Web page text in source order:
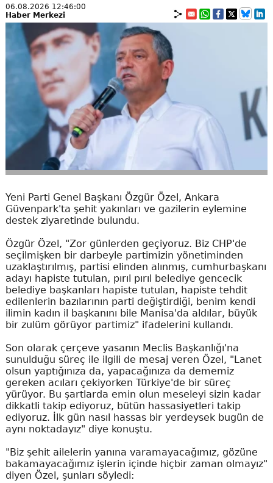
06.08.2026 12:46:00
Haber Merkezi
Yeni Parti Genel Başkanı Özgür Özel, Ankara
Güvenpark'ta şehit yakınları ve gazilerin eylemine
destek ziyaretinde bulundu.
Özgür Özel, "Zor günlerden geçiyoruz. Biz CHP'de
seçilmişken bir darbeyle partimizin yönetiminden
uzaklaştırılmış, partisi elinden alınmış, cumhurbaşkanı
adayı hapiste tutulan, pırıl pırıl belediye gencecik
belediye başkanları hapiste tutulan, hapiste tehdit
edilenlerin bazılarının parti değiştirdiği, benim kendi
ilimin kadın il başkanını bile Manisa'da aldılar, büyük
bir zulüm görüyor partimiz" ifadelerini kullandı.
Son olarak çerçeve yasanın Meclis Başkanlığı'na
sunulduğu süreç ile ilgili de mesaj veren Özel, "Lanet
olsun yaptığınıza da, yapacağınıza da dememiz
gereken acıları çekiyorken Türkiye'de bir süreç
yürüyor. Bu şartlarda emin olun meseleyi sizin kadar
dikkatli takip ediyoruz, bütün hassasiyetleri takip
ediyoruz. İlk gün nasıl hassas bir yerdeysek bugün de
aynı noktadayız" diye konuştu.
"Biz şehit ailelerin yanına varamayacağımız, gözüne
bakamayacağımız işlerin içinde hiçbir zaman olmayız"
diyen Özel, şunları söyledi: